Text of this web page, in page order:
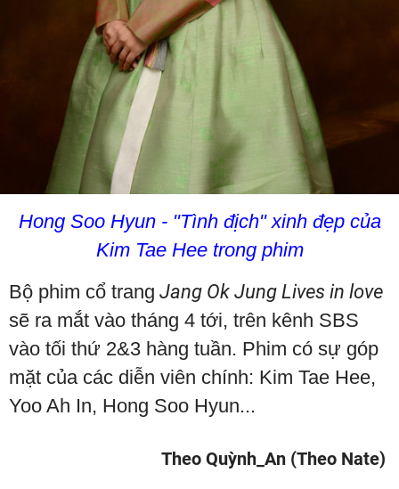
Hong Soo Hyun - "Tình địch" xinh đẹp của
Kim Tae Hee trong phim
Bộ phim cổ trang Jang Ok Jung Lives in love
sẽ ra mắt vào tháng 4 tới, trên kênh SBS
vào tối thứ 2&3 hàng tuần. Phim có sự góp
mặt của các diễn viên chính: Kim Tae Hee,
Yoo Ah In, Hong Soo Hyun...
Theo Quỳnh_An (Theo Nate)